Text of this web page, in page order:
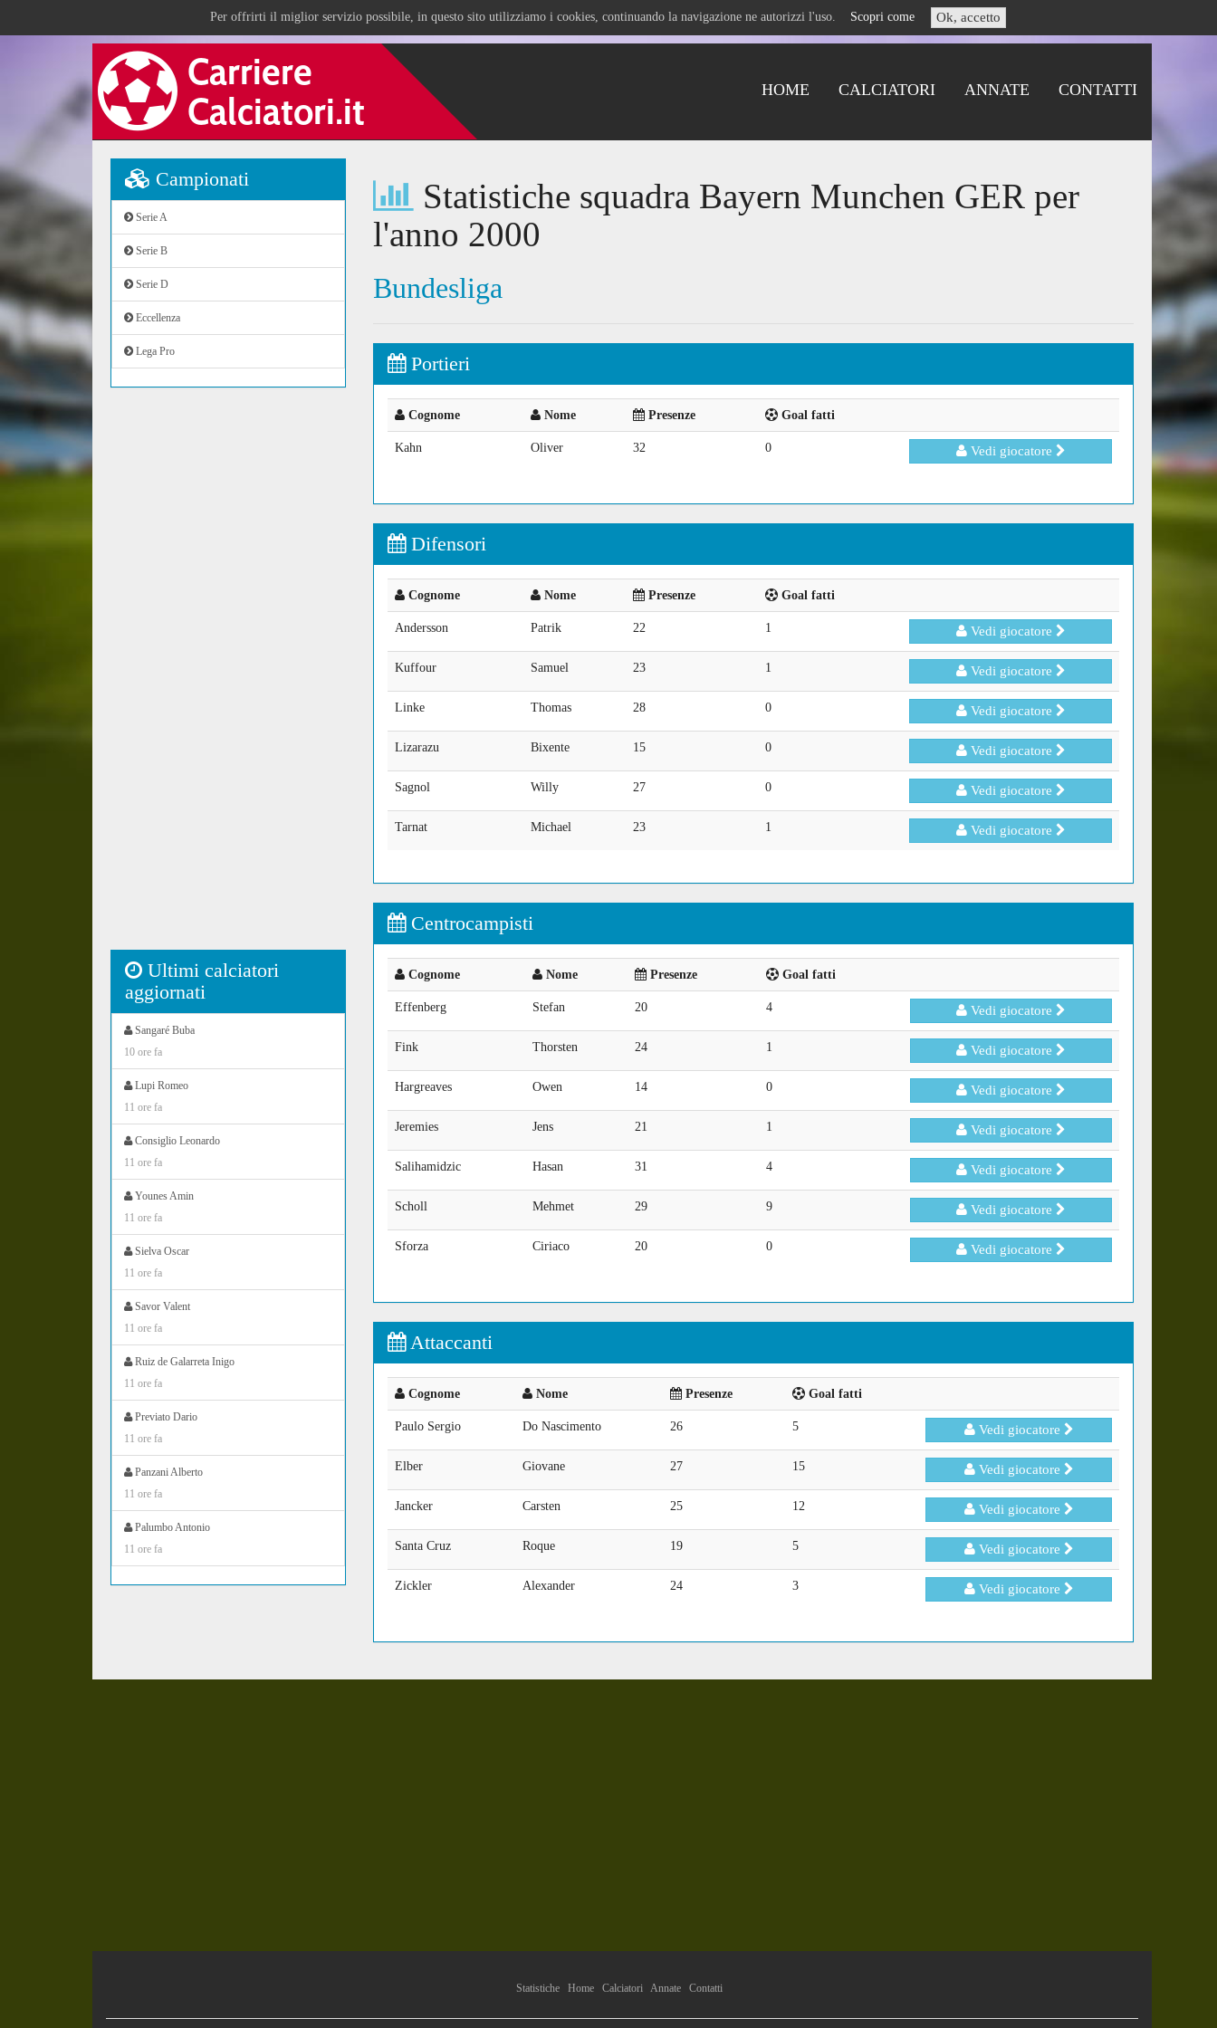
Per offrirti il miglior servizio possibile, in questo sito utilizziamo i cookies, continuando la navigazione ne autorizzi l'uso. Scopri come Ok, accetto
HOME CALCIATORI ANNATE CONTATTI
Campionati
Serie A
Serie B
Serie D
Eccellenza
Lega Pro
Ultimi calciatori
aggiornati
Sangaré Buba
10 ore fa
Lupi Romeo
11 ore fa
Consiglio Leonardo
11 ore fa
Younes Amin
11 ore fa
Sielva Oscar
11 ore fa
Savor Valent
11 ore fa
Ruiz de Galarreta Inigo
11 ore fa
Previato Dario
11 ore fa
Panzani Alberto
11 ore fa
Palumbo Antonio
11 ore fa
Statistiche squadra Bayern Munchen GER per
l'anno 2000
Bundesliga
Portieri
Cognome Nome Presenze Goal fatti
Kahn Oliver 32 0 Vedi giocatore
Difensori
Cognome Nome Presenze Goal fatti
Andersson Patrik 22 1 Vedi giocatore
Kuffour Samuel 23 1 Vedi giocatore
Linke Thomas 28 0 Vedi giocatore
Lizarazu Bixente 15 0 Vedi giocatore
Sagnol Willy 27 0 Vedi giocatore
Tarnat Michael 23 1 Vedi giocatore
Centrocampisti
Cognome Nome Presenze Goal fatti
Effenberg Stefan 20 4 Vedi giocatore
Fink Thorsten 24 1 Vedi giocatore
Hargreaves Owen 14 0 Vedi giocatore
Jeremies Jens 21 1 Vedi giocatore
Salihamidzic Hasan 31 4 Vedi giocatore
Scholl Mehmet 29 9 Vedi giocatore
Sforza Ciriaco 20 0 Vedi giocatore
Attaccanti
Cognome Nome Presenze Goal fatti
Paulo Sergio Do Nascimento 26 5 Vedi giocatore
Elber Giovane 27 15 Vedi giocatore
Jancker Carsten 25 12 Vedi giocatore
Santa Cruz Roque 19 5 Vedi giocatore
Zickler Alexander 24 3 Vedi giocatore
Statistiche Home Calciatori Annate Contatti